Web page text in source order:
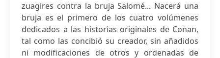
zuagires contra la bruja Salomé... Nacerá una
bruja es el primero de los cuatro volúmenes
dedicados a las historias originales de Conan,
tal como las concibió su creador, sin añadidos
ni modificaciones de otros y ordenadas de